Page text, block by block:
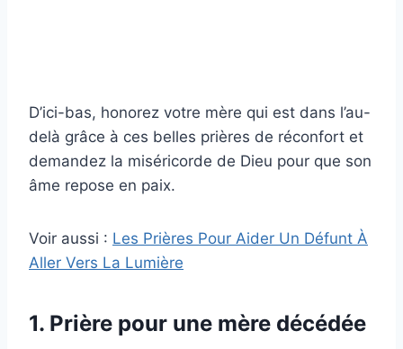
D’ici-bas, honorez votre mère qui est dans l’au-
delà grâce à ces belles prières de réconfort et
demandez la miséricorde de Dieu pour que son
âme repose en paix.
Voir aussi : Les Prières Pour Aider Un Défunt À
Aller Vers La Lumière
1. Prière pour une mère décédée